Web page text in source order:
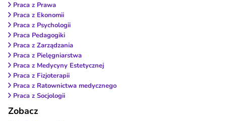
Praca z Prawa
Praca z Ekonomii
Praca z Psychologii
Praca Pedagogiki
Praca z Zarządzania
Praca z Pielęgniarstwa
Praca z Medycyny Estetycznej
Praca z Fizjoterapii
Praca z Ratownictwa medycznego
Praca z Socjologii
Zobacz